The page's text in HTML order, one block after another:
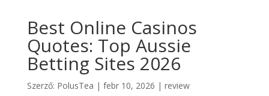
Best Online Casinos
Quotes: Top Aussie
Betting Sites 2026
Szerző: PolusTea | febr 10, 2026 | review